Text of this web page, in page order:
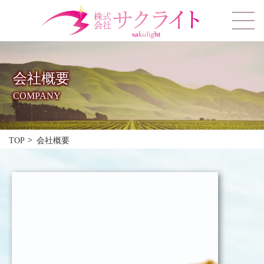
会社概要
COMPANY
TOP 会社概要